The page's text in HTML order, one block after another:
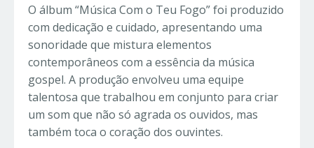
O álbum “Música Com o Teu Fogo” foi produzido
com dedicação e cuidado, apresentando uma
sonoridade que mistura elementos
contemporâneos com a essência da música
gospel. A produção envolveu uma equipe
talentosa que trabalhou em conjunto para criar
um som que não só agrada os ouvidos, mas
também toca o coração dos ouvintes.